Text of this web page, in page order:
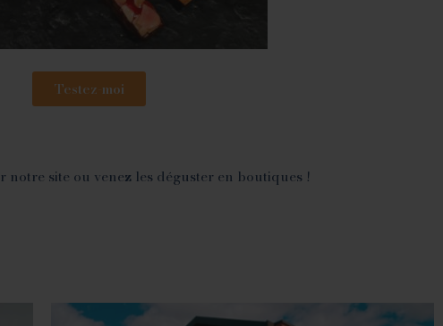
Testez-moi
site ou venez les déguster en boutiques !